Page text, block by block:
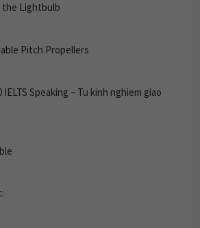
Lightbulb
Pitch Propellers
Speaking – Tu kinh nghiem giao